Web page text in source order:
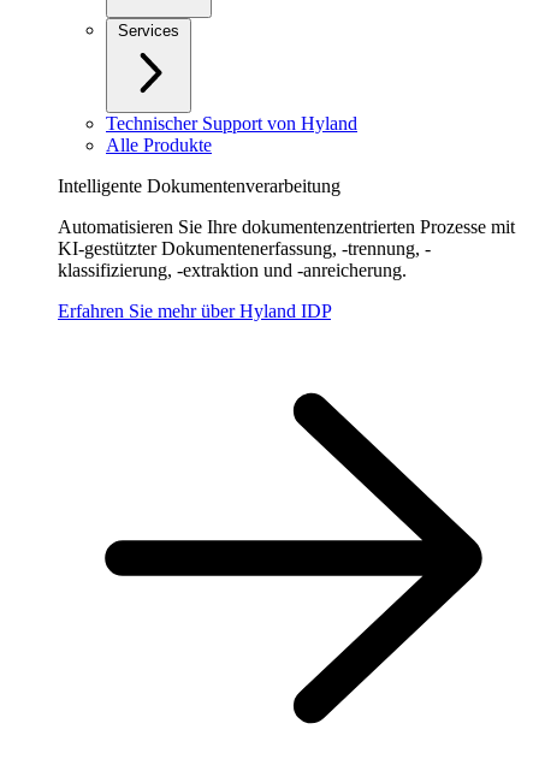
Services
Technischer Support von Hyland
Alle Produkte
Intelligente Dokumentenverarbeitung
Automatisieren Sie Ihre dokumentenzentrierten Prozesse mit
KI-gestützter Dokumentenerfassung, -trennung, -
klassifizierung, -extraktion und -anreicherung.
Erfahren Sie mehr über Hyland IDP